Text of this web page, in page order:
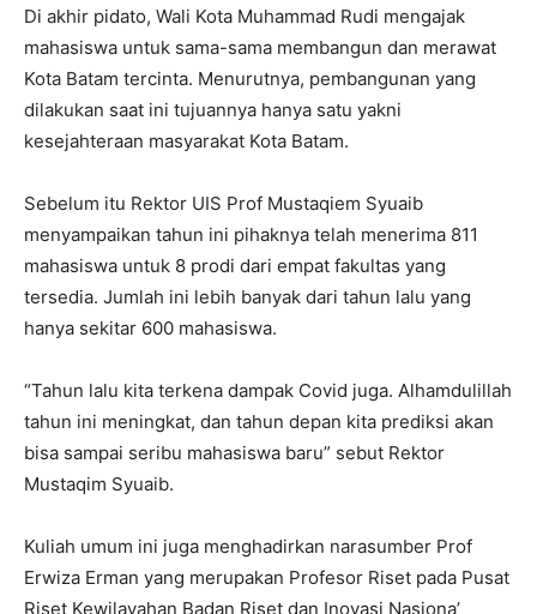
Di akhir pidato, Wali Kota Muhammad Rudi mengajak
mahasiswa untuk sama-sama membangun dan merawat
Kota Batam tercinta. Menurutnya, pembangunan yang
dilakukan saat ini tujuannya hanya satu yakni
kesejahteraan masyarakat Kota Batam.
Sebelum itu Rektor UIS Prof Mustaqiem Syuaib
menyampaikan tahun ini pihaknya telah menerima 811
mahasiswa untuk 8 prodi dari empat fakultas yang
tersedia. Jumlah ini lebih banyak dari tahun lalu yang
hanya sekitar 600 mahasiswa.
“Tahun lalu kita terkena dampak Covid juga. Alhamdulillah
tahun ini meningkat, dan tahun depan kita prediksi akan
bisa sampai seribu mahasiswa baru” sebut Rektor
Mustaqim Syuaib.
Kuliah umum ini juga menghadirkan narasumber Prof
Erwiza Erman yang merupakan Profesor Riset pada Pusat
Riset Kewilayahan Badan Riset dan Inovasi Nasiona’